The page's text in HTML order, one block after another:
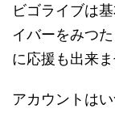
ビゴライブは
イバーをみつ
に応援も出来ま
アカウントは